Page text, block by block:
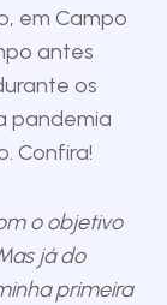
em Campo
antes
os
pandemia
Confira!
o objetivo
já do
primeira